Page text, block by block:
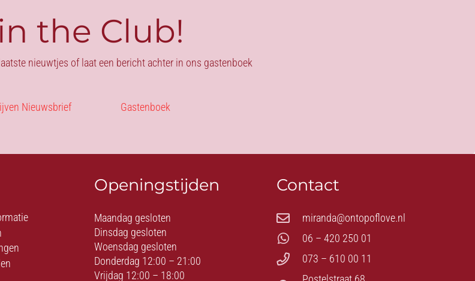
the Club!
nieuwtjes of laat een bericht achter in ons gastenboek
Nieuwsbrief Gastenboek
Openingstijden
Maandag gesloten
Dinsdag gesloten
Woensdag gesloten
Donderdag 12:00 – 21:00
Vrijdag 12:00 – 18:00
Contact
miranda@ontopoflove.nl
06 – 420 250 01
073 – 610 00 11